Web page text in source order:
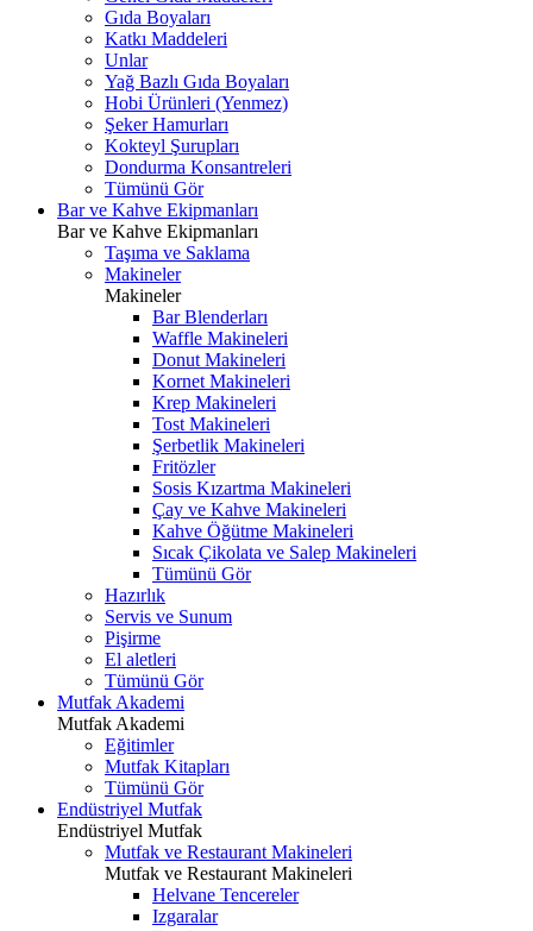
Gıda Boyaları
Katkı Maddeleri
Unlar
Yağ Bazlı Gıda Boyaları
Hobi Ürünleri (Yenmez)
Şeker Hamurları
Kokteyl Şurupları
Dondurma Konsantreleri
Tümünü Gör
Bar ve Kahve Ekipmanları
Bar ve Kahve Ekipmanları
Taşıma ve Saklama
Makineler
Makineler
Bar Blenderları
Waffle Makineleri
Donut Makineleri
Kornet Makineleri
Krep Makineleri
Tost Makineleri
Şerbetlik Makineleri
Fritözler
Sosis Kızartma Makineleri
Çay ve Kahve Makineleri
Kahve Öğütme Makineleri
Sıcak Çikolata ve Salep Makineleri
Tümünü Gör
Hazırlık
Servis ve Sunum
Pişirme
El aletleri
Tümünü Gör
Mutfak Akademi
Mutfak Akademi
Eğitimler
Mutfak Kitapları
Tümünü Gör
Endüstriyel Mutfak
Endüstriyel Mutfak
Mutfak ve Restaurant Makineleri
Mutfak ve Restaurant Makineleri
Helvane Tencereler
Izgaralar